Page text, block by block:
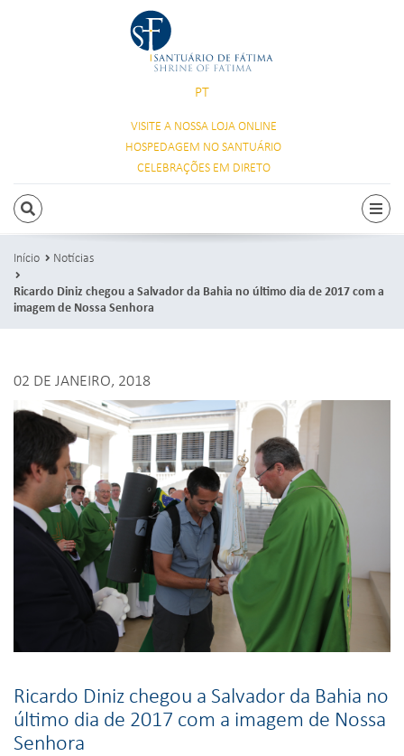
PT
VISITE A NOSSA LOJA ONLINE
HOSPEDAGEM NO SANTUÁRIO
CELEBRAÇÕES EM DIRETO
PESQUISAR
Início
Notícias
Ricardo Diniz chegou a Salvador da Bahia no último dia de 2017 com a
imagem de Nossa Senhora
02 DE JANEIRO, 2018
Ricardo Diniz chegou a Salvador da Bahia no
último dia de 2017 com a imagem de Nossa
Senhora